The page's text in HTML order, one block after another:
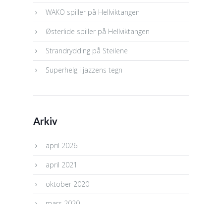
WAKO spiller på Hellviktangen
Østerlide spiller på Hellviktangen
Strandrydding på Steilene
Superhelg i jazzens tegn
Arkiv
april 2026
april 2021
oktober 2020